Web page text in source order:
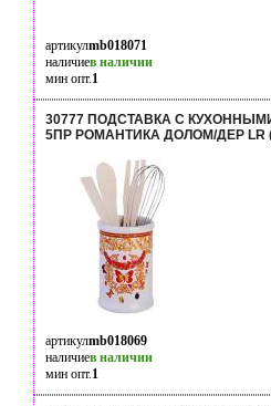
артикулmb018071
наличиев наличии
мин опт.1
30777 ПОДСТАВКА С
5ПР РОМАНТИКА ДОЛОМ/ДЕР LR
артикулmb018069
наличиев наличии
мин опт.1